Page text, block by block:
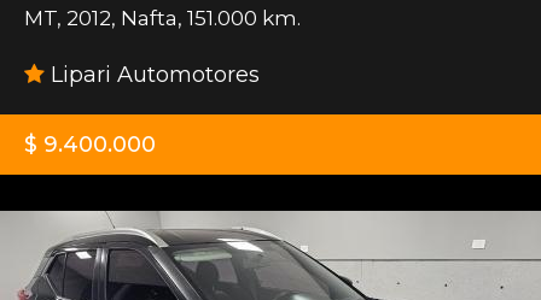
MT, 2012, Nafta, 151.000 km.
Lipari Automotores
$ 9.400.000